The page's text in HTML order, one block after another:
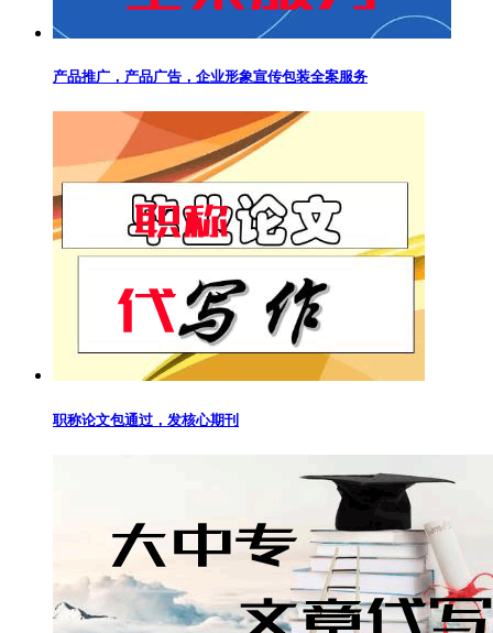
产品推广，产品广告，企业形象宣传包装全案服务
职称论文包通过，发核心期刊